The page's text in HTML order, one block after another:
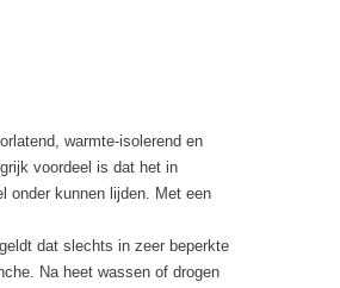
warmte-isolerend en
voordeel is dat het in
onder kunnen lijden. Met een
dat slechts in zeer beperkte
Na heet wassen of drogen